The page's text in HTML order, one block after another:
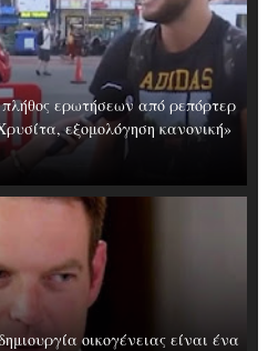
ερωτήσεων από ρεπόρτερ
εξομολόγηση κανονική»
οικογένειας είναι ένα